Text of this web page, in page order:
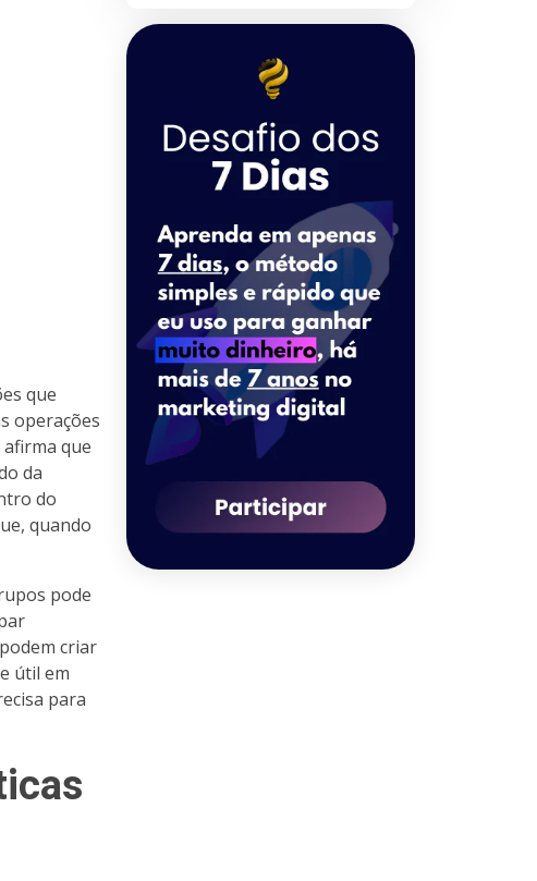
que
operações
que
da
do
quando
pode
criar
útil em
para